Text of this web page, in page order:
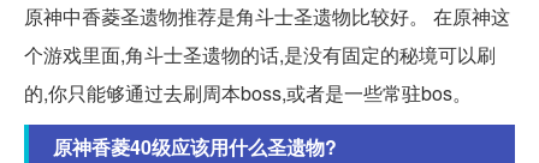
原神中香菱圣遗物推荐是角斗士圣遗物比较好。 在原神这
个游戏里面,角斗士圣遗物的话,是没有固定的秘境可以刷
的,你只能够通过去刷周本boss,或者是一些常驻bos。
原神香菱40级应该用什么圣遗物?